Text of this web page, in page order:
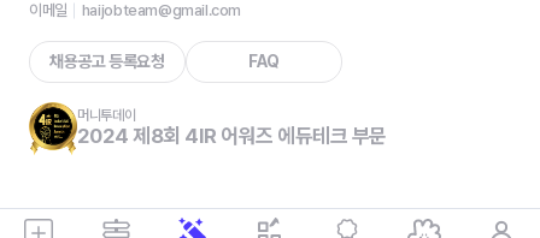
이메일
haijobteam@gmail.com
채용공고 등록요청 FAQ
머니투데이
2024 제8회 4IR 어워즈 에듀테크 부문